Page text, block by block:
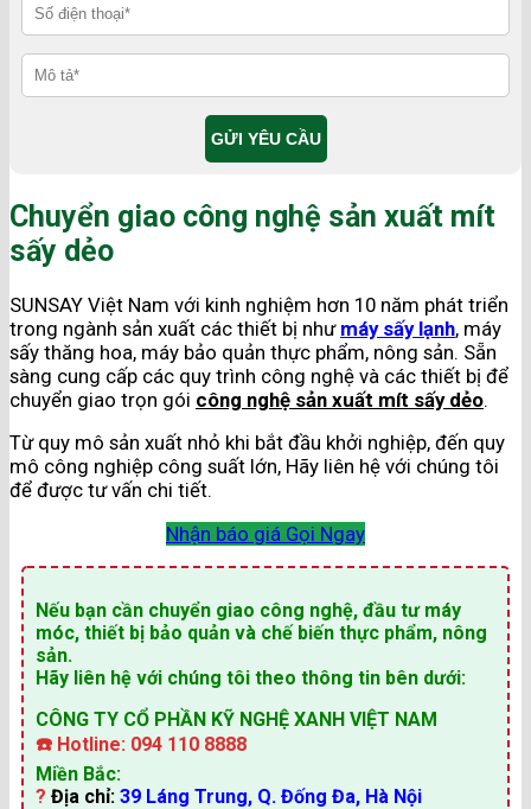
Chuyển giao công nghệ sản xuất mít
sấy dẻo
SUNSAY Việt Nam với kinh nghiệm hơn 10 năm phát triển
trong ngành sản xuất các thiết bị như máy sấy lạnh, máy
sấy thăng hoa, máy bảo quản thực phẩm, nông sản. Sẵn
sàng cung cấp các quy trình công nghệ và các thiết bị để
chuyển giao trọn gói công nghệ sản xuất mít sấy dẻo.
Từ quy mô sản xuất nhỏ khi bắt đầu khởi nghiệp, đến quy
mô công nghiệp công suất lớn, Hãy liên hệ với chúng tôi
để được tư vấn chi tiết.
Nhận báo giá Gọi Ngay
Nếu bạn cần chuyển giao công nghệ, đầu tư máy
móc, thiết bị bảo quản và chế biến thực phẩm, nông
sản.
Hãy liên hệ với chúng tôi theo thông tin bên dưới:
CÔNG TY CỔ PHẦN KỸ NGHỆ XANH VIỆT NAM
☎️ Hotline: 094 110 8888
Miền Bắc:
? Địa chỉ: 39 Láng Trung, Q. Đống Đa, Hà Nội